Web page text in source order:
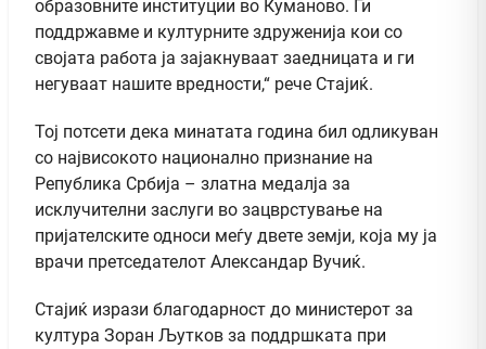
образовните институции во Куманово. Ги
поддржавме и културните здруженија кои со
својата работа ја зајакнуваат заедницата и ги
негуваат нашите вредности,“ рече Стајиќ.
Тој потсети дека минатата година бил одликуван
со највисокото национално признание на
Република Србија – златна медалја за
исклучителни заслуги во зацврстување на
пријателските односи меѓу двете земји, која му ја
врачи претседателот Александар Вучиќ.
Стајиќ изрази благодарност до министерот за
култура Зоран Љутков за поддршката при